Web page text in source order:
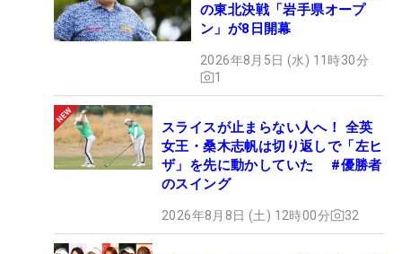
の東北決戦「岩手県オープ
ン」が8日開幕
2026年8月5日 (水) 11時30分
1
スライスが止まらない人へ！ 全英
女王・桑木志帆は切り返しで「左ヒ
ザ」を先に動かしていた #優勝者
のスイング
2026年8月8日 (土) 12時00分 32